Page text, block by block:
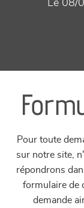
Le 08/
Pour toute
sur notre site,
répondrons
formulaire de
demande